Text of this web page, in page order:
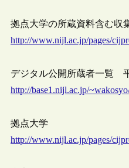
拠点大学の所蔵資料含む収
http://www.nijl.ac.jp/pages/
デジタル公開所蔵者一覧
http://base1.nijl.ac.jp/
拠点大学
http://www.nijl.ac.jp/pages/